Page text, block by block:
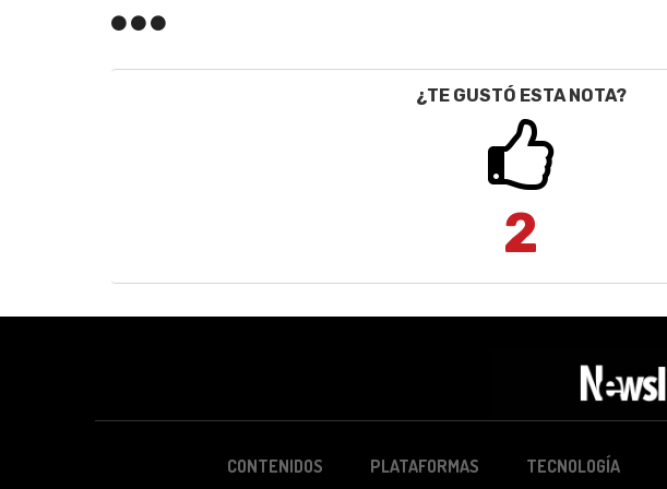
¿TE GUSTÓ ESTA NOTA?
2
CONTENIDOS PLATAFORMAS TECNOLOGÍA